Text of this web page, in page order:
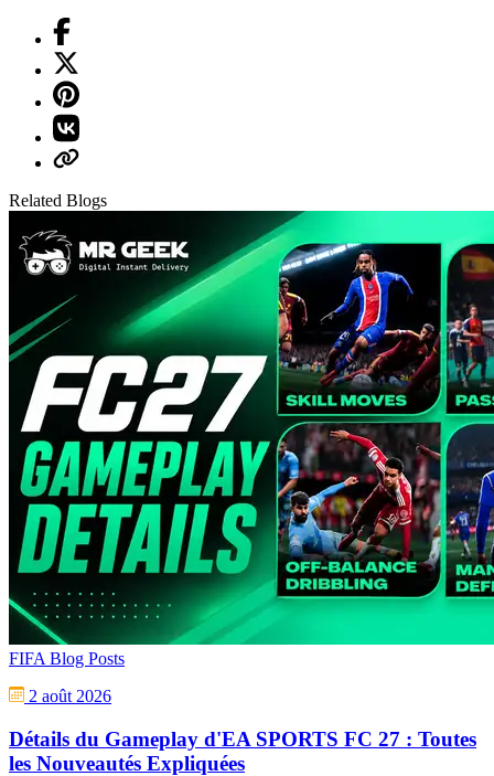
Related Blogs
FIFA Blog Posts
2 août 2026
Détails du Gameplay d'EA SPORTS FC 27 : Toutes
les Nouveautés Expliquées